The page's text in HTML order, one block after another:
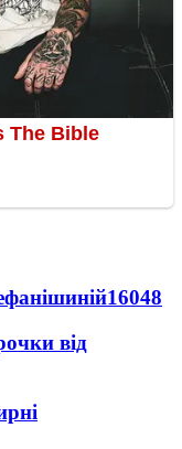
16048
від